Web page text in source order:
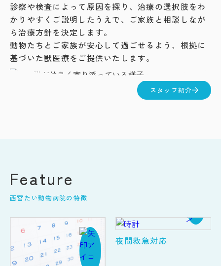
診察や検査によって原因を探り、治療の選択肢をわ
かりやすくご説明したうえで、ご家族と相談しなが
ら治療方針を決定します。
動物たちとご家族が安心して過ごせるよう、根拠に
基づいた獣医療をご提供いたします。
スタッフ紹介
Feature
西宮たい動物病院の特徴
夜間救急対応